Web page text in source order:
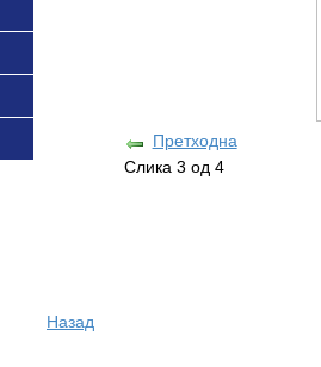
Претходна
Слика 3 од 4
Назад